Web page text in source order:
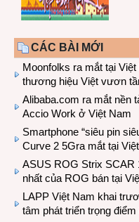
CÁC BÀI MỚI
Moonfolks ra mắt tại
thương hiệu Việt vươn
Alibaba.com ra mắt nền
Accio Work ở Việt Nam
Smartphone “siêu pin
Curve 2 5Gra mắt tại
ASUS ROG Strix SCAR
nhất của ROG bán tại
LAPP Việt Nam khai
tâm phát triển trọng